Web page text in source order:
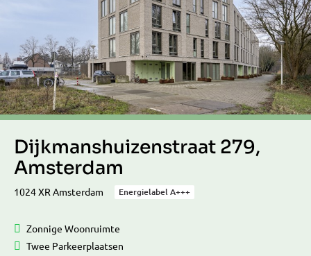
Dijkmanshuizenstraat 279,
Amsterdam
1024 XR Amsterdam Energielabel A+++
Zonnige Woonruimte
Twee Parkeerplaatsen